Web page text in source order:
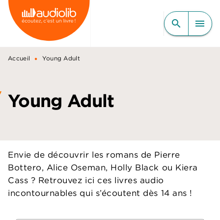
MENU RECHERCHE
CONTENU
PIED DE PAGE
search menu
Accueil • Young Adult
Young Adult
Envie de découvrir les romans de Pierre
Bottero, Alice Oseman, Holly Black ou Kiera
Cass ? Retrouvez ici ces livres audio
incontournables qui s’écoutent dès 14 ans !